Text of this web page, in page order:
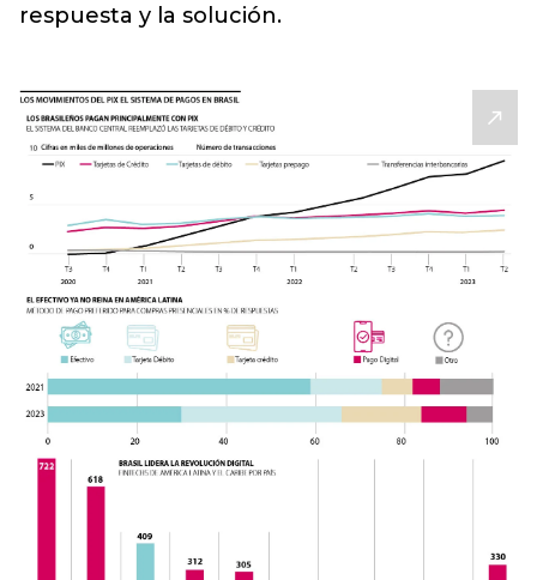
respuesta y la solución.